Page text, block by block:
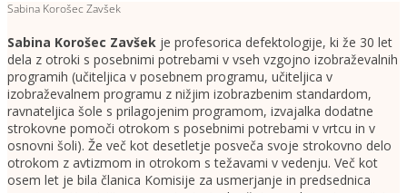
Sabina Korošec Zavšek
Sabina Korošec Zavšek je profesorica defektologije, ki že 30 let
dela z otroki s posebnimi potrebami v vseh vzgojno izobraževalnih
programih (učiteljica v posebnem programu, učiteljica v
izobraževalnem programu z nižjim izobrazbenim standardom,
ravnateljica šole s prilagojenim programom, izvajalka dodatne
strokovne pomoči otrokom s posebnimi potrebami v vrtcu in v
osnovni šoli). Že več kot desetletje posveča svoje strokovno delo
otrokom z avtizmom in otrokom s težavami v vedenju. Več kot
osem let je bila članica Komisije za usmerjanje in predsednica